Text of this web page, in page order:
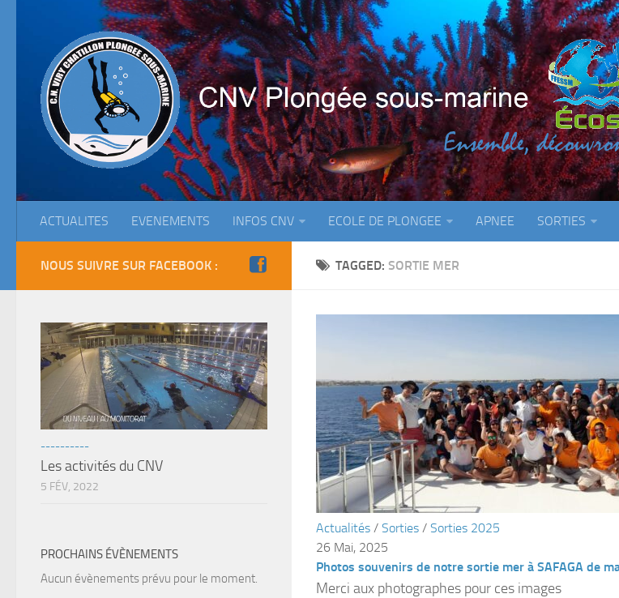
ACTUALITES EVENEMENTS INFOS CNV ECOLE DE PLONGEE APNEE SORTIES
TAGGED: SORTIE MER
Actualités / Sorties / Sorties 2025
26 Mai, 2025
Photos souvenirs de notre sortie mer à SAFAGA de
Merci aux photographes pour ces images
NOUS SUIVRE SUR FACEBOOK :
----------
Les activités du CNV
5 FÉV, 2022
PROCHAINS ÉVÈNEMENTS
Aucun évènements prévu pour le moment.